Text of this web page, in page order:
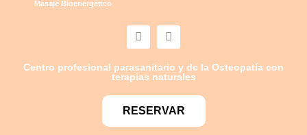
Masaje Bioenergético
Centro profesional parasanitario y de la Osteopatía con
terapias naturales
RESERVAR